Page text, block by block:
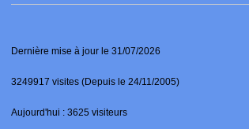
Dernière mise à jour le 31/07/2026
3249917 visites (Depuis le 24/11/2005)
Aujourd'hui : 3625 visiteurs